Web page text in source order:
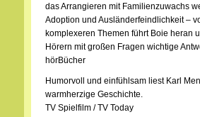
das Arrangieren mit Familienzuwachs
Adoption und Ausländerfeindlichkeit –
komplexeren Themen führt Boie heran
Hörern mit großen Fragen wichtige
hörBücher
Humorvoll und einfühlsam liest Karl
warmherzige Geschichte.
TV Spielfilm / TV Today